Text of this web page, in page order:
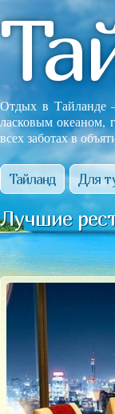
Отдых в Тайланде
ласковым океаном,
всех заботах в
Тайланд Для
Лучшие